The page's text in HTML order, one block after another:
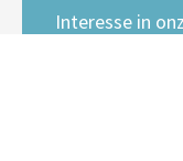
Interesse in